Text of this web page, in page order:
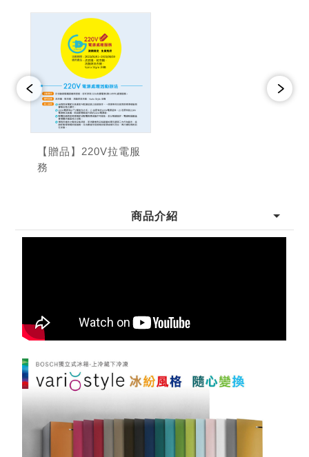
【贈品】220V拉電服
務
商品介紹